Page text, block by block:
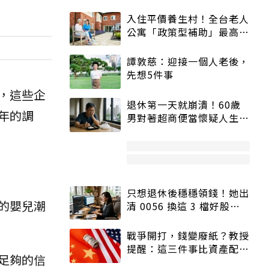
這些企
的調
嬰兒潮
夠的信
入住平價養生村！全台老人
公寓「政策型補助」最高打
譚敦慈：迎接一個人老後，
先想5件事
退休第一天就崩潰！60歲
男對著超商便當懷疑人生
只想退休後穩穩領錢！她出
清 0056 換這 3 檔好股：
戰爭開打，錢變廢紙？教授
提醒：這三件事比資產配置